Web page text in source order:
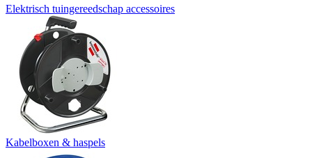
Elektrisch tuingereedschap accessoires
Kabelboxen & haspels